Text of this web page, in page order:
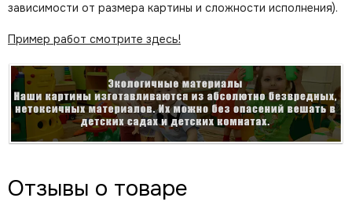
зависимости от размера картины и сложности исполнения).
Пример работ смотрите здесь!
Отзывы о товаре